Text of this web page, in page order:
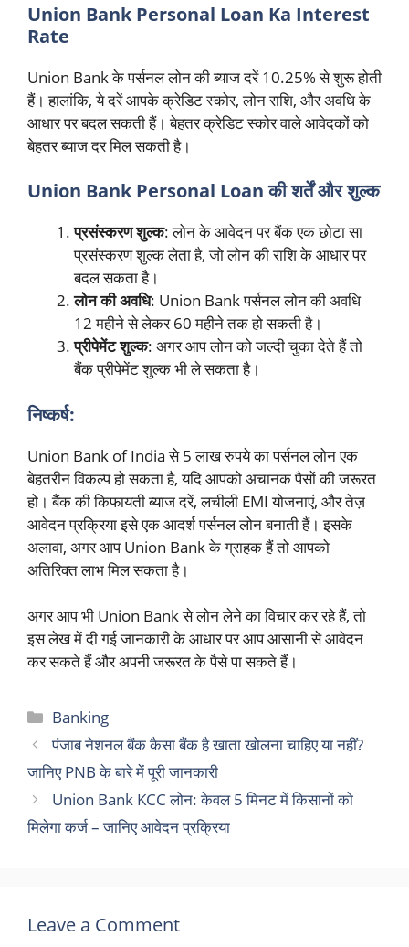
Union Bank Personal Loan Ka Interest
Rate
Union Bank के पर्सनल लोन की ब्याज दरें 10.25% से शुरू होती
हैं। हालांकि, ये दरें आपके क्रेडिट स्कोर, लोन राशि, और अवधि के
आधार पर बदल सकती हैं। बेहतर क्रेडिट स्कोर वाले आवेदकों को
बेहतर ब्याज दर मिल सकती है।
Union Bank Personal Loan की शर्तें और शुल्क
प्रसंस्करण शुल्क: लोन के आवेदन पर बैंक एक छोटा सा
प्रसंस्करण शुल्क लेता है, जो लोन की राशि के आधार पर
बदल सकता है।
लोन की अवधि: Union Bank पर्सनल लोन की अवधि
12 महीने से लेकर 60 महीने तक हो सकती है।
प्रीपेमेंट शुल्क: अगर आप लोन को जल्दी चुका देते हैं तो
बैंक प्रीपेमेंट शुल्क भी ले सकता है।
निष्कर्ष:
Union Bank of India से 5 लाख रुपये का पर्सनल लोन एक
बेहतरीन विकल्प हो सकता है, यदि आपको अचानक पैसों की जरूरत
हो। बैंक की किफायती ब्याज दरें, लचीली EMI योजनाएं, और तेज़
आवेदन प्रक्रिया इसे एक आदर्श पर्सनल लोन बनाती हैं। इसके
अलावा, अगर आप Union Bank के ग्राहक हैं तो आपको
अतिरिक्त लाभ मिल सकता है।
अगर आप भी Union Bank से लोन लेने का विचार कर रहे हैं, तो
इस लेख में दी गई जानकारी के आधार पर आप आसानी से आवेदन
कर सकते हैं और अपनी जरूरत के पैसे पा सकते हैं।
Categories
Banking
पंजाब नेशनल बैंक कैसा बैंक है खाता खोलना चाहिए या नहीं?
जानिए PNB के बारे में पूरी जानकारी
Union Bank KCC लोन: केवल 5 मिनट में किसानों को
मिलेगा कर्ज – जानिए आवेदन प्रक्रिया
Leave a Comment